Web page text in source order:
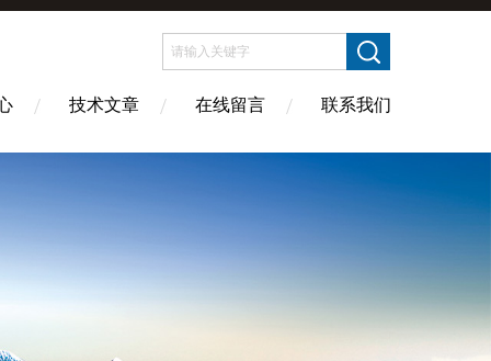
技术文章 在线留言 联系我们